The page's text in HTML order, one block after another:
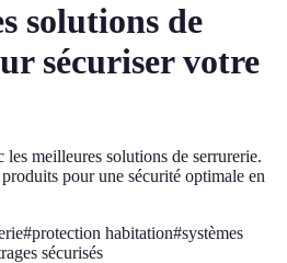
solutions de
sécuriser votre
meilleures solutions de serrurerie.
pour une sécurité optimale en
#protection habitation#systèmes
sécurisés